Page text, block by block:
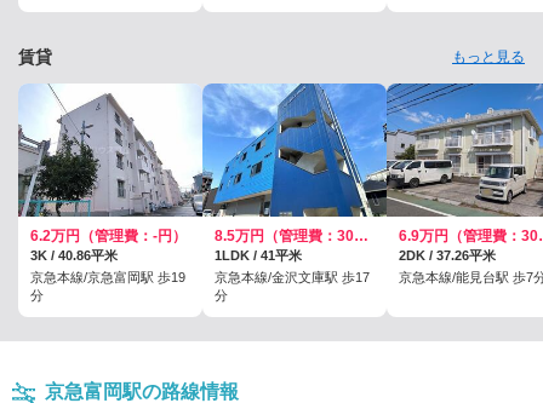
賃貸 もっと見る
6.2万円（管理費：-円）
3K / 40.86平米
京急本線/京急富岡駅 歩19
分
8.5万円（管理費：3000円）
1LDK / 41平米
京急本線/金沢文庫駅 歩17
分
6.9
2DK / 37.26平米
京急本線/能見台駅 歩7
京急富岡駅の路線情報